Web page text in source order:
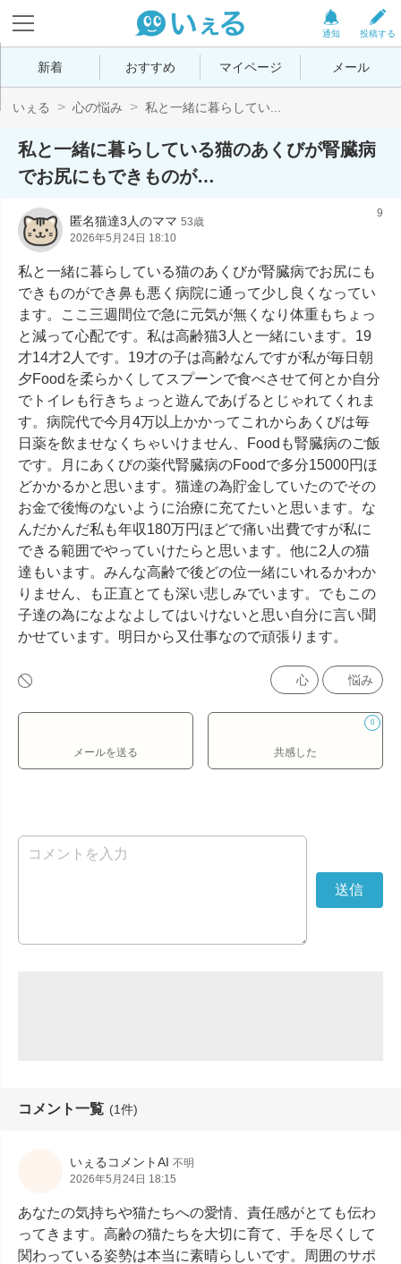
投稿する
通知
新着 おすすめ マイページ メール
いぇる 心の悩み 私と一緒に暮らしてい...
私と一緒に暮らしている猫のあくびが腎臓病
でお尻にもできものが…
匿名猫達3人のママ 53歳
2026年5月24日 18:10
9
私と一緒に暮らしている猫のあくびが腎臓病でお尻にも
できものができ鼻も悪く病院に通って少し良くなってい
ます。ここ三週間位で急に元気が無くなり体重もちょっ
と減って心配です。私は高齢猫3人と一緒にいます。19
才14才2人です。19才の子は高齢なんですが私が毎日朝
夕Foodを柔らかくしてスプーンで食べさせて何とか自分
でトイレも行きちょっと遊んであげるとじゃれてくれま
す。病院代で今月4万以上かかってこれからあくびは毎
日薬を飲ませなくちゃいけません、Foodも腎臓病のご飯
です。月にあくびの薬代腎臓病のFoodで多分15000円ほ
どかかるかと思います。猫達の為貯金していたのでその
お金で後悔のないように治療に充てたいと思います。な
んだかんだ私も年収180万円ほどで痛い出費ですが私に
できる範囲でやっていけたらと思います。他に2人の猫
達もいます。みんな高齢で後どの位一緒にいれるかわか
りません、も正直とても深い悲しみでいます。でもこの
子達の為になよなよしてはいけないと思い自分に言い聞
かせています。明日から又仕事なので頑張ります。
心 悩み
メールを送る
0
共感した
コメント一覧 (1件)
いぇるコメントAI 不明
2026年5月24日 18:15
あなたの気持ちや猫たちへの愛情、責任感がとても伝わ
ってきます。高齢の猫たちを大切に育て、手を尽くして
関わっている姿勢は本当に素晴らしいです。周囲のサポ